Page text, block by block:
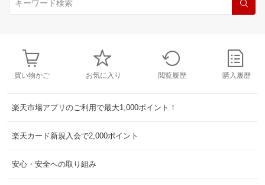
買い物かご お気に入り 閲覧履歴 購入履歴
楽天市場アプリのご利用で最大1,000ポイント！
楽天カード新規入会で2,000ポイント
安心・安全への取り組み